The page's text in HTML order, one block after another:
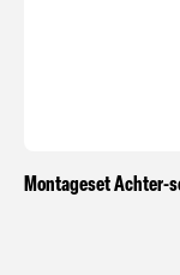
Montageset Achter-